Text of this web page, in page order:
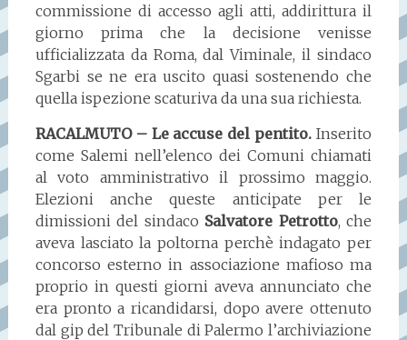
commissione di accesso agli atti, addirittura il
giorno prima che la decisione venisse
ufficializzata da Roma, dal Viminale, il sindaco
Sgarbi se ne era uscito quasi sostenendo che
quella ispezione scaturiva da una sua richiesta.
RACALMUTO – Le accuse del pentito. Inserito
come Salemi nell’elenco dei Comuni chiamati
al voto amministrativo il prossimo maggio.
Elezioni anche queste anticipate per le
dimissioni del sindaco Salvatore Petrotto, che
aveva lasciato la poltorna perchè indagato per
concorso esterno in associazione mafioso ma
proprio in questi giorni aveva annunciato che
era pronto a ricandidarsi, dopo avere ottenuto
dal gip del Tribunale di Palermo l’archiviazione